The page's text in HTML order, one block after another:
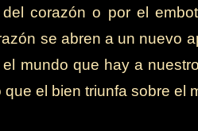
del corazón o por el
se abren a un nuevo
mundo que hay a
el bien triunfa sobre el